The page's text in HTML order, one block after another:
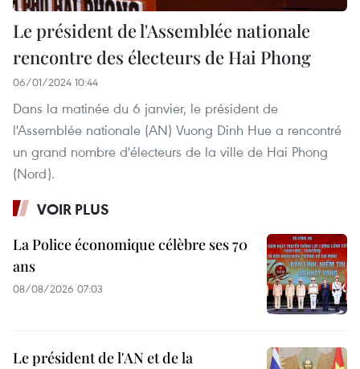
Le président de l'Assemblée nationale
rencontre des électeurs de Hai Phong
06/01/2024 10:44
Dans la matinée du 6 janvier, le président de
l'Assemblée nationale (AN) Vuong Dinh Hue a rencontré
un grand nombre d'électeurs de la ville de Hai Phong
(Nord).
VOIR PLUS
La Police économique célèbre ses 70
ans
08/08/2026 07:03
Le président de l'AN et de la